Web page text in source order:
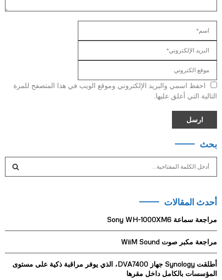
احفظ اسمي والبريد الإلكتروني وموقع الويب في هذا المتصفح للمرة
التالية التي أعلق عليها.
بحث
c
f
r
:
C
أحدث المقالات
مراجعة سماعة Sony WH-1000XM6
مراجعة مكبر صوت WiiM Sound
أطلقت Synology جهاز DVA7400، الذي يوفر مراقبة ذكية على مستوى
المؤسسات بالكامل داخل مقرها